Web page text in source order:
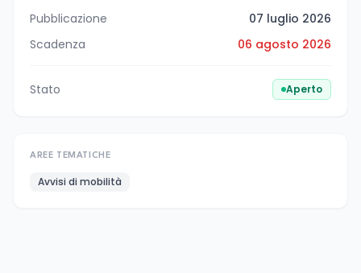
Pubblicazione
07 luglio 2026
Scadenza
06 agosto 2026
Stato Aperto
AREE TEMATICHE
Avvisi di mobilità